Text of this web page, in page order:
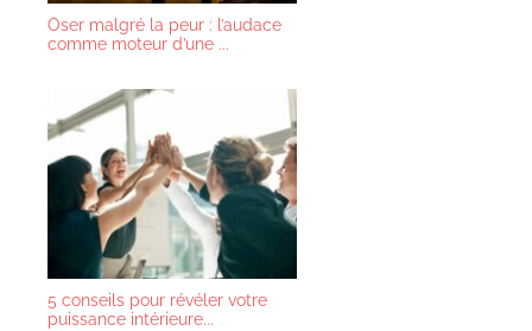
Oser malgré la peur : l’audace
comme moteur d’une ...
5 conseils pour révéler votre
puissance intérieure...